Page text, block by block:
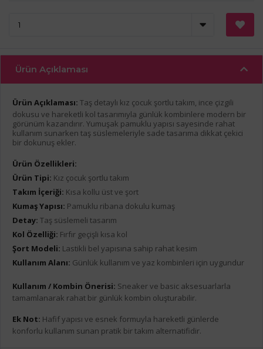
Ürün Açıklaması
Ürün Açıklaması: Taş detaylı kız çocuk şortlu takım, ince çizgili
dokusu ve hareketli kol tasarımıyla günlük kombinlere modern bir
görünüm kazandırır. Yumuşak pamuklu yapısı sayesinde rahat
kullanım sunarken taş süslemeleriyle sade tasarıma dikkat çekici
bir dokunuş ekler.
Ürün Özellikleri:
Ürün Tipi: Kız çocuk şortlu takım
Takım İçeriği: Kısa kollu üst ve şort
Kumaş Yapısı: Pamuklu ribana dokulu kumaş
Detay: Taş süslemeli tasarım
Kol Özelliği: Fırfır geçişli kısa kol
Şort Modeli: Lastikli bel yapısına sahip rahat kesim
Kullanım Alanı: Günlük kullanım ve yaz kombinleri için uygundur
Kullanım / Kombin Önerisi: Sneaker ve basic aksesuarlarla
tamamlanarak rahat bir günlük kombin oluşturabilir.
Ek Not: Hafif yapısı ve esnek formuyla hareketli günlerde
konforlu kullanım sunan pratik bir takım alternatifidir.